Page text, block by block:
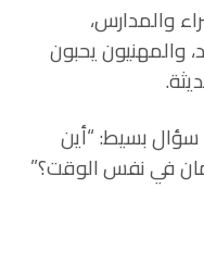
والمدارس،
والمهنيون يحبون
سؤال بسيط: “أين
في نفس الوقت؟”